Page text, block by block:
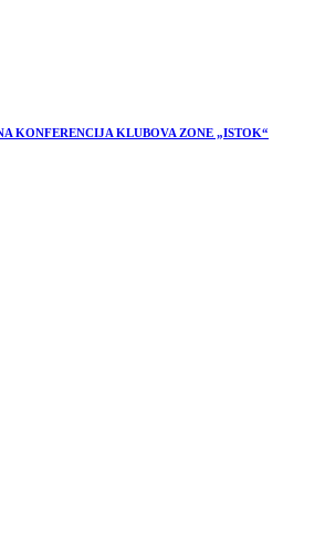
KONFERENCIJA KLUBOVA ZONE „ISTOK“